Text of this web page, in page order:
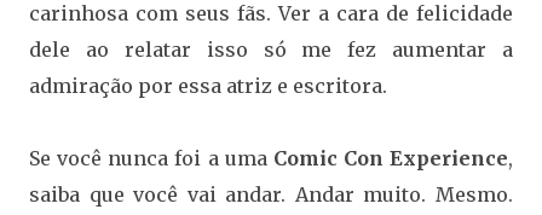
carinhosa com seus fãs. Ver a cara de felicidade
dele ao relatar isso só me fez aumentar a
admiração por essa atriz e escritora.
Se você nunca foi a uma Comic Con Experience,
saiba que você vai andar. Andar muito. Mesmo.